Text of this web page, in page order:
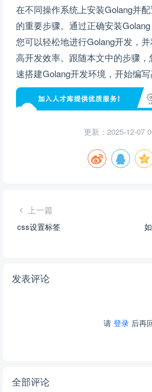
在不同操作系统上安装Golang并
的重要步骤。通过正确安装
您可以轻松地进行Golang开发，
高开发效率。跟随本文中的步骤
速搭建Golang开发环境，开始编写
更新：2025-12-07
上一篇
css设置标签
发表评论
请 登录后再
全部评论